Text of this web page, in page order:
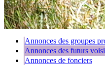
Annonces des groupes
Annonces des futurs
Annonces de fonciers